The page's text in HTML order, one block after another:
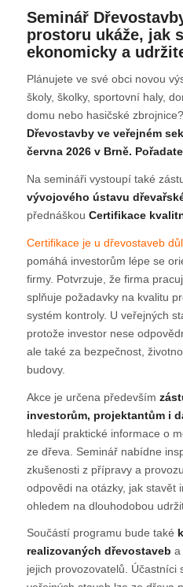
Seminář
prostoru ukáže, jak
ekonomicky a
Plánujete ve své obci novou
školy, školky, sportovní haly,
domu nebo hasičské
Dřevostavby ve veřejném
června 2026 v Brně.
Na semináři vystoupí také
vývojového ústavu
přednáškou Certifikace
Certifikace je u dřevostaveb
pomáhá investorům lépe se
firmy. Potvrzuje, že firma
splňuje požadavky na kvalitu
systém kontroly. U veřejných
protože investor nese
ale také za bezpečnost,
budovy.
Akce je určena především
investorům, projektantům i
hledají praktické informace o
ze dřeva. Seminář nabídne
zkušenosti z přípravy a
odpovědi na otázky, jak stavět
ohledem na dlouhodobou
Součástí programu bude také
realizovaných dřevostaveb a
jejich provozovatelů. Účastníci